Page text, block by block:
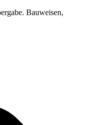
Bauweisen,